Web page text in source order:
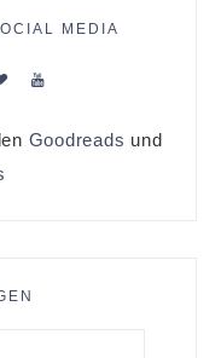
MEDIA
Goodreads und